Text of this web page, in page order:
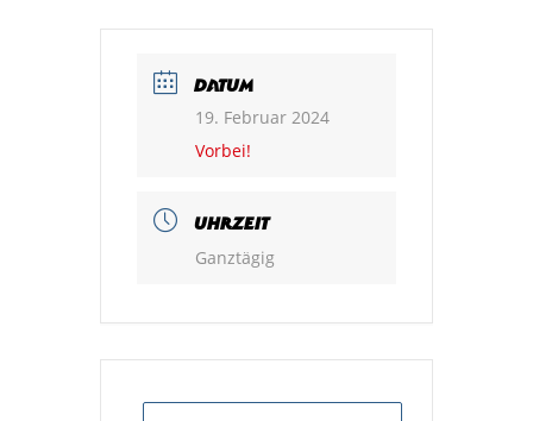
DATUM
19. Februar 2024
Vorbei!
UHRZEIT
Ganztägig